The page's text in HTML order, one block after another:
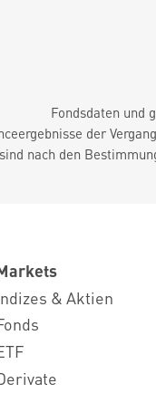
Fondsdaten und
der
nach den
& Aktien